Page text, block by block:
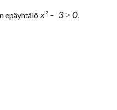
epäyhtälö x² – 3 ≥ 0.